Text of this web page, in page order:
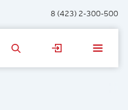
8 (423) 2-300-500